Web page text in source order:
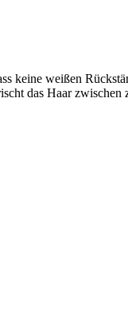
keine weißen
das Haar